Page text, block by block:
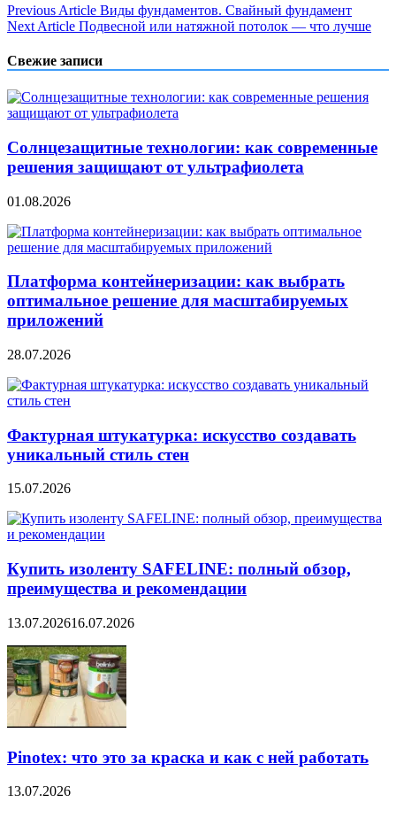
Навигация
по
записям
Previous Article Виды фундаментов. Свайный фундамент
Next Article Подвесной или натяжной потолок — что лучше
Свежие записи
Солнцезащитные технологии: как современные
решения защищают от ультрафиолета
01.08.2026
Платформа контейнеризации: как выбрать
оптимальное решение для масштабируемых
приложений
28.07.2026
Фактурная штукатурка: искусство создавать
уникальный стиль стен
15.07.2026
Купить изоленту SAFELINE: полный обзор,
преимущества и рекомендации
13.07.202616.07.2026
Pinotex: что это за краска и как с ней работать
13.07.2026